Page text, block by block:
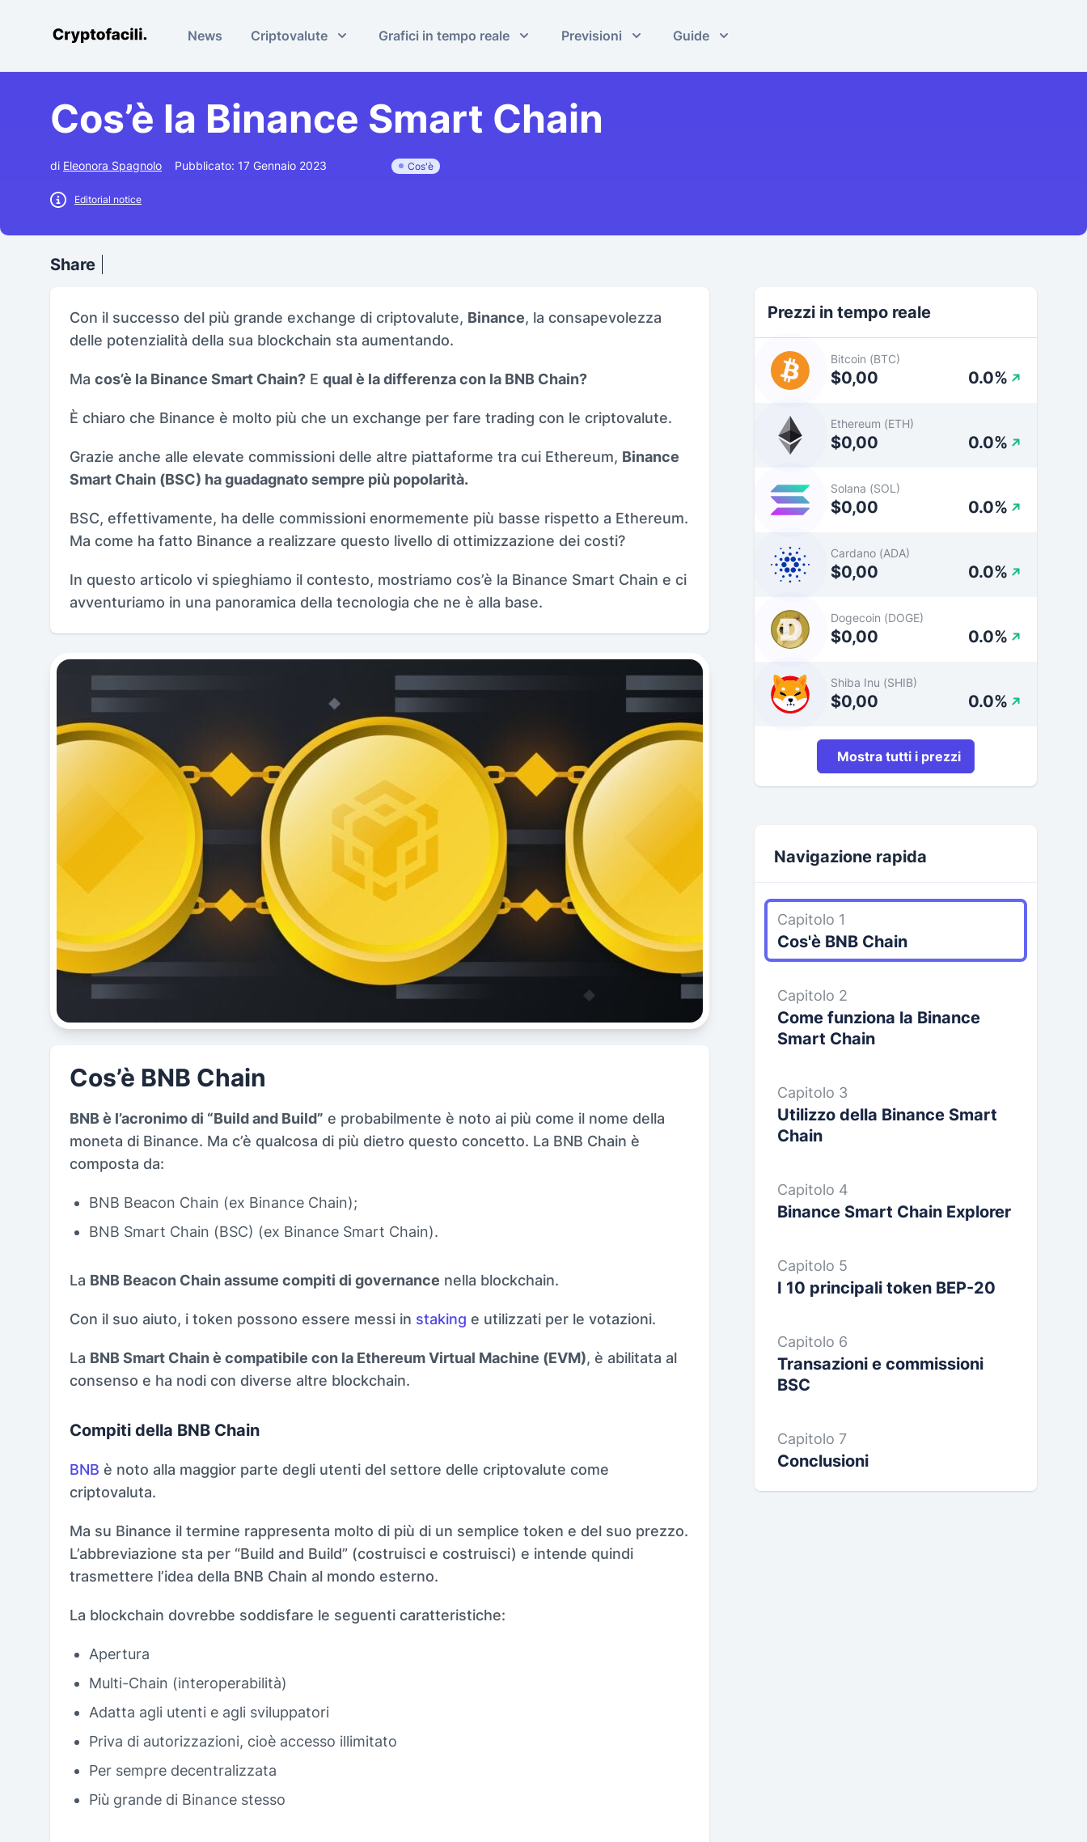
Cryptofacili.com News Criptovalute Grafici in tempo reale Previsioni Guide
Cos’è la Binance Smart Chain
di Eleonora Spagnolo Pubblicato: 17 Gennaio 2023 Cos'è
Editorial notice
Share
Con il successo del più grande exchange di criptovalute, Binance, la consapevolezza
delle potenzialità della sua blockchain sta aumentando.
Ma cos’è la Binance Smart Chain? E qual è la differenza con la BNB Chain?
È chiaro che Binance è molto più che un exchange per fare trading con le criptovalute.
Grazie anche alle elevate commissioni delle altre piattaforme tra cui Ethereum, Binance
Smart Chain (BSC) ha guadagnato sempre più popolarità.
BSC, effettivamente, ha delle commissioni enormemente più basse rispetto a Ethereum.
Ma come ha fatto Binance a realizzare questo livello di ottimizzazione dei costi?
In questo articolo vi spieghiamo il contesto, mostriamo cos’è la Binance Smart Chain e ci
avventuriamo in una panoramica della tecnologia che ne è alla base.
Cos’è BNB Chain
BNB è l’acronimo di “Build and Build” e probabilmente è noto ai più come il nome della
moneta di Binance. Ma c’è qualcosa di più dietro questo concetto. La BNB Chain è
composta da:
BNB Beacon Chain (ex Binance Chain);
BNB Smart Chain (BSC) (ex Binance Smart Chain).
La BNB Beacon Chain assume compiti di governance nella blockchain.
Con il suo aiuto, i token possono essere messi in staking e utilizzati per le votazioni.
La BNB Smart Chain è compatibile con la Ethereum Virtual Machine (EVM), è abilitata al
consenso e ha nodi con diverse altre blockchain.
Compiti della BNB Chain
BNB è noto alla maggior parte degli utenti del settore delle criptovalute come
criptovaluta.
Ma su Binance il termine rappresenta molto di più di un semplice token e del suo prezzo.
L’abbreviazione sta per “Build and Build” (costruisci e costruisci) e intende quindi
trasmettere l’idea della BNB Chain al mondo esterno.
La blockchain dovrebbe soddisfare le seguenti caratteristiche:
Apertura
Multi-Chain (interoperabilità)
Adatta agli utenti e agli sviluppatori
Priva di autorizzazioni, cioè accesso illimitato
Per sempre decentralizzata
Più grande di Binance stesso
Prezzi in tempo reale
Bitcoin (BTC)
$0,00 0.0%
Ethereum (ETH)
$0,00 0.0%
Solana (SOL)
$0,00 0.0%
Cardano (ADA)
$0,00 0.0%
Dogecoin (DOGE)
$0,00 0.0%
Shiba Inu (SHIB)
$0,00 0.0%
Mostra tutti i prezzi
Navigazione rapida
Capitolo 1
Cos'è BNB Chain
Capitolo 2
Come funziona la Binance
Smart Chain
Capitolo 3
Utilizzo della Binance Smart
Chain
Capitolo 4
Binance Smart Chain Explorer
Capitolo 5
I 10 principali token BEP-20
Capitolo 6
Transazioni e commissioni
BSC
Capitolo 7
Conclusioni